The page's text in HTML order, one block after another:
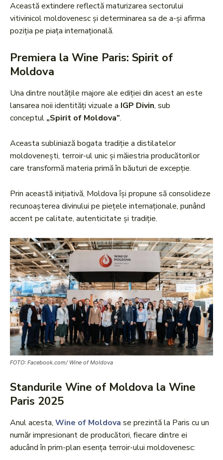
Această extindere reflectă maturizarea sectorului
vitivinicol moldovenesc și determinarea sa de a-și afirma
poziția pe piața internațională.
Premiera la Wine Paris: Spirit of
Moldova
Una dintre noutățile majore ale ediției din acest an este
lansarea noii identități vizuale a IGP Divin, sub
conceptul „Spirit of Moldova”.
Aceasta subliniază bogata tradiție a distilatelor
moldovenești, terroir-ul unic și măiestria producătorilor
care transformă materia primă în băuturi de excepție.
Prin această inițiativă, Moldova își propune să consolideze
recunoașterea divinului pe piețele internaționale, punând
accent pe calitate, autenticitate și tradiție.
FOTO: Facebook.com/ Wine of Moldova
Standurile Wine of Moldova la Wine
Paris 2025
Anul acesta, Wine of Moldova se prezintă la Paris cu un
număr impresionant de producători, fiecare dintre ei
aducând în prim-plan esența terroir-ului moldovenesc: